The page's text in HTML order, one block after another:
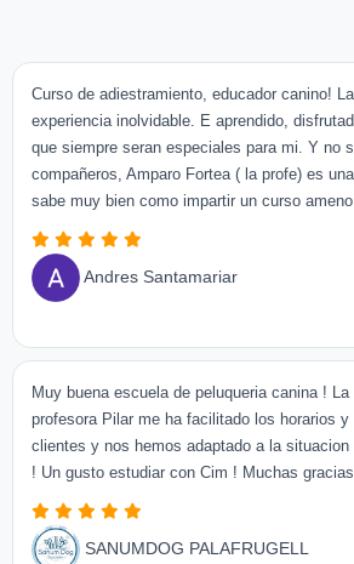
Curso de adiestramiento, educador canino!
experiencia inolvidable. E aprendido,
que siempre seran especiales para mi. Y no
compañeros, Amparo Fortea ( la profe) es
sabe muy bien como impartir un curso
Andres Santamariar
Muy buena escuela de peluqueria canina !
profesora Pilar me ha facilitado los horarios
clientes y nos hemos adaptado a la
! Un gusto estudiar con Cim ! Muchas
SANUMDOG PALAFRUGELL